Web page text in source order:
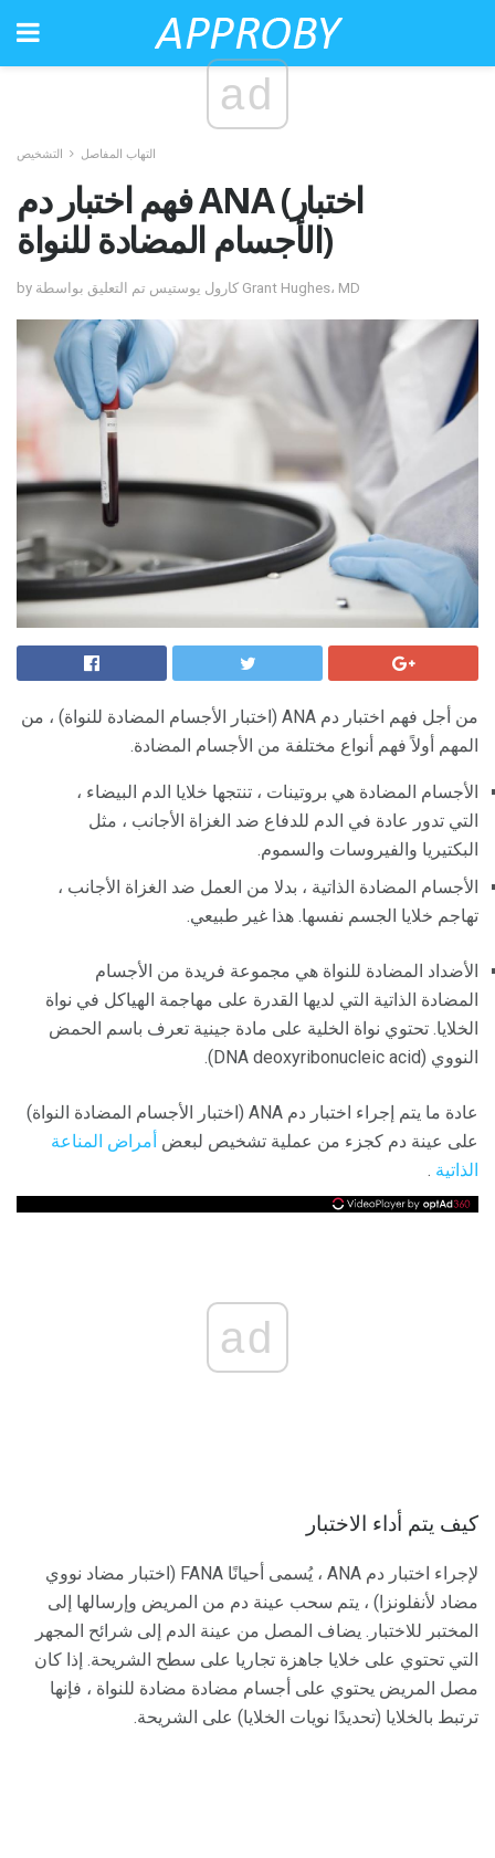
ad
التهاب المفاصل التشخيص
فهم اختبار دم ANA (اختبار
الأجسام المضادة للنواة)
by كارول يوستيس تم التعليق بواسطة Grant Hughes، MD
من أجل فهم اختبار دم ANA (اختبار الأجسام المضادة للنواة) ، من
المهم أولاً فهم أنواع مختلفة من الأجسام المضادة.
الأجسام المضادة هي بروتينات ، تنتجها خلايا الدم البيضاء ،
التي تدور عادة في الدم للدفاع ضد الغزاة الأجانب ، مثل
البكتيريا والفيروسات والسموم.
الأجسام المضادة الذاتية ، بدلا من العمل ضد الغزاة الأجانب ،
تهاجم خلايا الجسم نفسها. هذا غير طبيعي.
الأضداد المضادة للنواة هي مجموعة فريدة من الأجسام
المضادة الذاتية التي لديها القدرة على مهاجمة الهياكل في نواة
الخلايا. تحتوي نواة الخلية على مادة جينية تعرف باسم الحمض
النووي (DNA deoxyribonucleic acid).
عادة ما يتم إجراء اختبار دم ANA (اختبار الأجسام المضادة النواة)
على عينة دم كجزء من عملية تشخيص لبعض أمراض المناعة
الذاتية .
ad
كيف يتم أداء الاختبار
لإجراء اختبار دم ANA ، يُسمى أحيانًا FANA (اختبار مضاد نووي
مضاد لأنفلونزا) ، يتم سحب عينة دم من المريض وإرسالها إلى
المختبر للاختبار. يضاف المصل من عينة الدم إلى شرائح المجهر
التي تحتوي على خلايا جاهزة تجاريا على سطح الشريحة. إذا كان
مصل المريض يحتوي على أجسام مضادة مضادة للنواة ، فإنها
ترتبط بالخلايا (تحديدًا نويات الخلايا) على الشريحة.